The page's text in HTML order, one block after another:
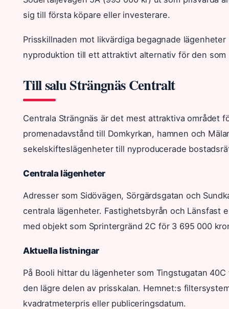
sig till första köpare eller investerare.
Prisskillnaden mot likvärdiga begagnade
nyproduktion till ett attraktivt alternativ för den
Till salu Strängnäs Centralt
Centrala Strängnäs är det mest attraktiva området
promenadavstånd till Domkyrkan, hamnen och
sekelskifteslägenheter till nyproducerade
Centrala lägenheter
Adresser som Sidövägen, Sörgärdsgatan och
centrala lägenheter. Fastighetsbyrån och Länsfast
med objekt som Sprintergränd 2C för 3 695 000
Aktuella listningar
På Booli hittar du lägenheter som Tingstugatan
den lägre delen av prisskalan. Hemnet:s
kvadratmeterpris eller publiceringsdatum.